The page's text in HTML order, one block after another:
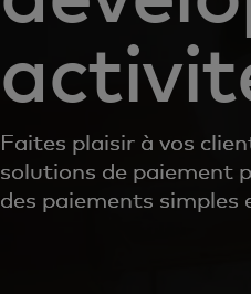
Faites plaisir à vos
solutions de paiement
des paiements simples